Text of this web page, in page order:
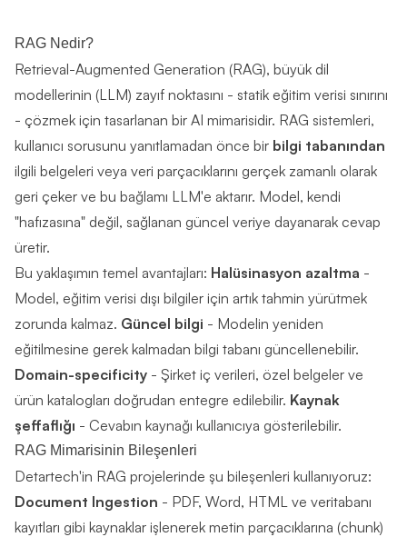
RAG Nedir?
Retrieval-Augmented Generation (RAG), büyük dil
modellerinin (LLM) zayıf noktasını - statik eğitim verisi sınırını
- çözmek için tasarlanan bir AI mimarisidir. RAG sistemleri,
kullanıcı sorusunu yanıtlamadan önce bir bilgi tabanından
ilgili belgeleri veya veri parçacıklarını gerçek zamanlı olarak
geri çeker ve bu bağlamı LLM'e aktarır. Model, kendi
"hafızasına" değil, sağlanan güncel veriye dayanarak cevap
üretir.
Bu yaklaşımın temel avantajları: Halüsinasyon azaltma -
Model, eğitim verisi dışı bilgiler için artık tahmin yürütmek
zorunda kalmaz. Güncel bilgi - Modelin yeniden
eğitilmesine gerek kalmadan bilgi tabanı güncellenebilir.
Domain-specificity - Şirket iç verileri, özel belgeler ve
ürün katalogları doğrudan entegre edilebilir. Kaynak
şeffaflığı - Cevabın kaynağı kullanıcıya gösterilebilir.
RAG Mimarisinin Bileşenleri
Detartech'in RAG projelerinde şu bileşenleri kullanıyoruz:
Document Ingestion - PDF, Word, HTML ve veritabanı
kayıtları gibi kaynaklar işlenerek metin parçacıklarına (chunk)